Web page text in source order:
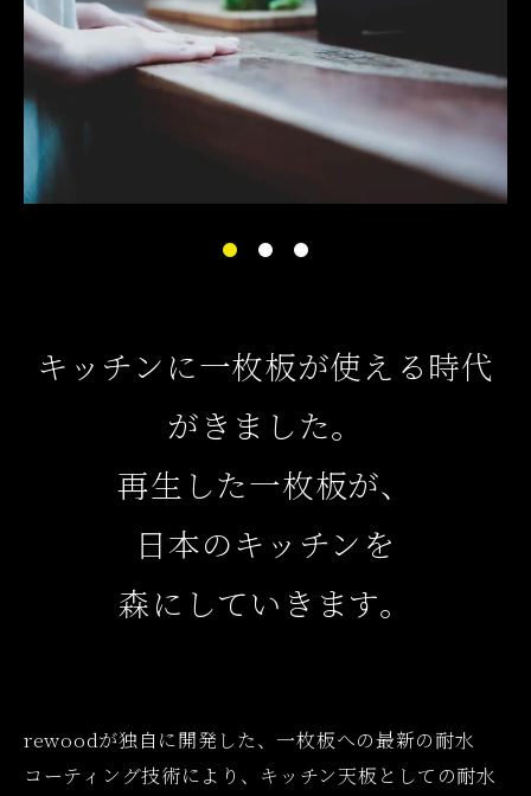
キッチンに一枚板が使える時代
がきました。
再生した一枚板が、
日本のキッチンを
森にしていきます。
rewoodが独自に開発した、一枚板への最新の耐水
コーティング技術により、キッチン天板としての耐水